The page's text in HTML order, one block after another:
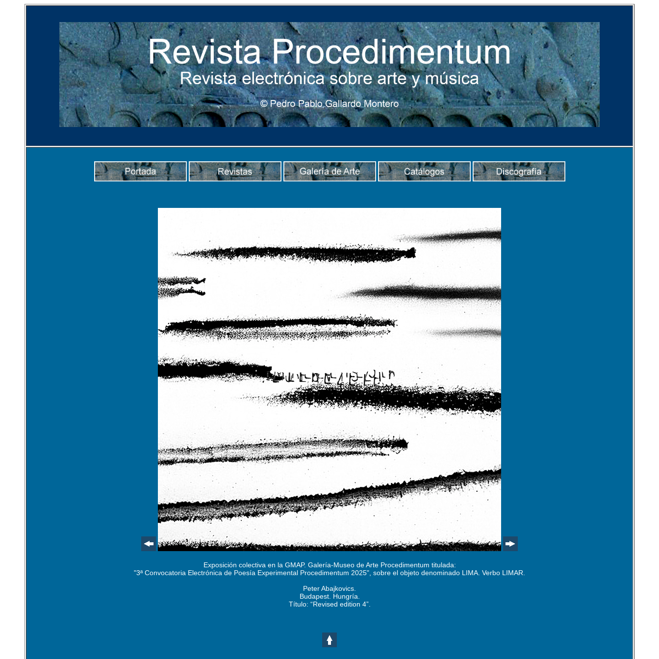
Exposición colectiva en la GMAP. Galería-Museo de Arte Procedimentum titulada:
"3ª Convocatoria Electrónica de Poesía Experimental Procedimentum 2025", sobre el objeto denominado LIMA. Verbo LIMAR.
Peter Abajkovics.
Budapest. Hungría.
Título: “Revised edition 4”.